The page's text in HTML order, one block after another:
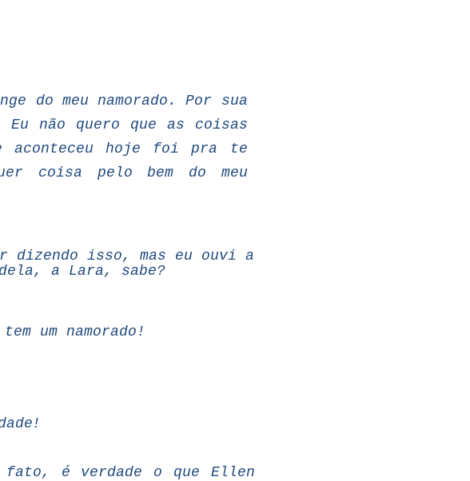
do meu namorado. Por
sua
Eu não quero que as coisas
aconteceu hoje foi pra te
coisa pelo bem do meu
dizendo isso, mas eu ouvi
a
a Lara, sabe?
tem um namorado!
fato, é verdade o que
Ellen